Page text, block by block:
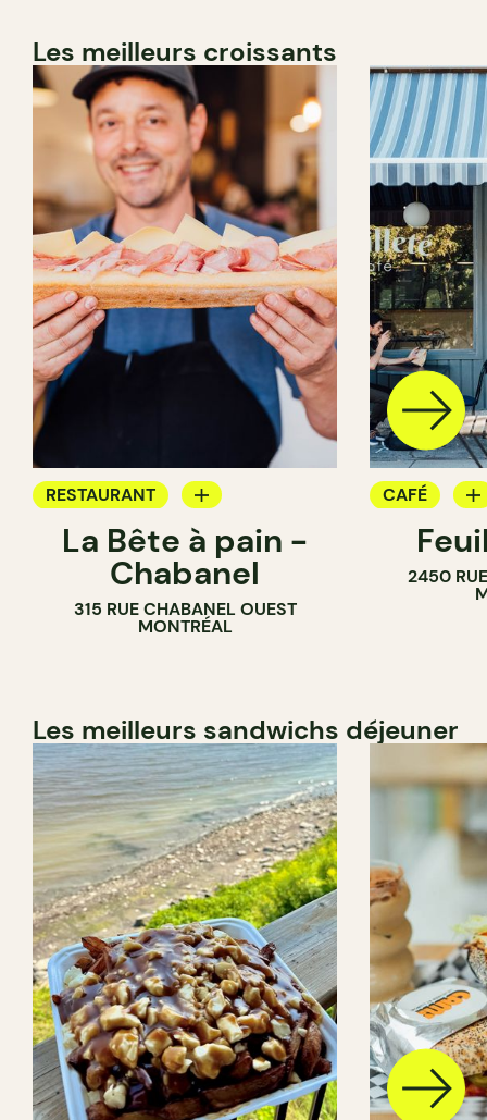
Les meilleurs croissants
RESTAURANT
CAFÉ
PÂTISSERIE
BOULANGERIE
La Bête à pain -
Chabanel
315 RUE CHABANEL OUEST
MONTRÉAL
CAFÉ
PÂTISSERIE
2450
Les meilleurs sandwichs déjeuner